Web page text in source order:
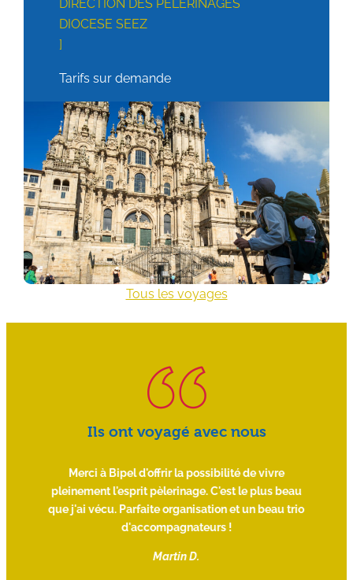
DIRECTION DES PELERINAGES
DIOCESE SEEZ
Tarifs sur demande
Tous les voyages
Ils ont voyagé avec nous
Merci à Bipel d'offrir la possibilité de vivre
pleinement l'esprit pèlerinage. C'est le plus beau
que j'ai vécu. Parfaite organisation et un beau trio
d'accompagnateurs !
Martin D.